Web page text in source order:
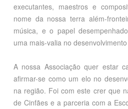
executantes, maestros e
nome da nossa terra além-
música, e o papel
uma mais-valia no
A nossa Associação quer estar
afirmar-se como um elo no
na região. Foi com este crer que
de Cinfães e a parceria com a